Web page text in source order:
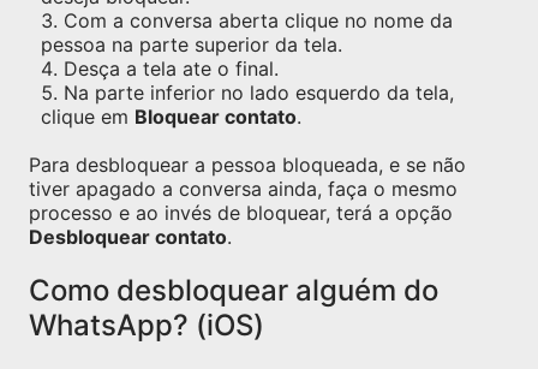
Com a conversa aberta clique no nome da
pessoa na parte superior da tela.
Desça a tela ate o final.
Na parte inferior no lado esquerdo da tela,
clique em Bloquear contato.
Para desbloquear a pessoa bloqueada, e se não
tiver apagado a conversa ainda, faça o mesmo
processo e ao invés de bloquear, terá a opção
Desbloquear contato.
Como desbloquear alguém do
WhatsApp? (iOS)